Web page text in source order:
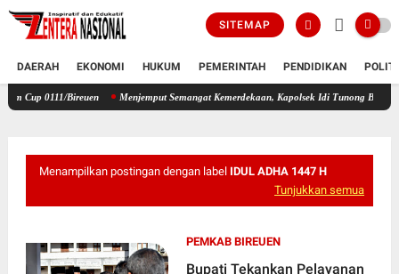
SITEMAP
DAERAH EKONOMI HUKUM PEMERINTAH PENDIDIKAN
Bireuen Menjemput Semangat Kemerdekaan, Kapolsek Idi Tunong Bagikan Bendera
Menampilkan postingan dengan label IDUL ADHA 1447 H
Tunjukkan semua
PEMKAB BIREUEN
Bupati Tekankan Pelayanan